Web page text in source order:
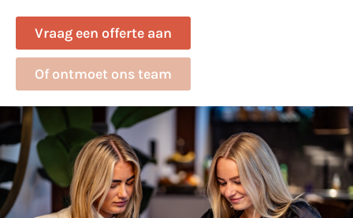
Vraag een offerte aan
Of ontmoet ons team